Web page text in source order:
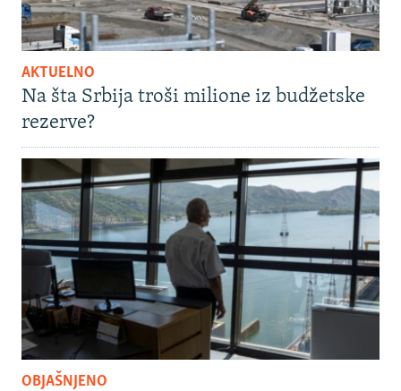
AKTUELNO
Na šta Srbija troši milione iz budžetske
rezerve?
OBJAŠNJENO